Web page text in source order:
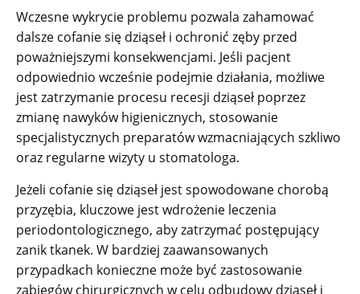
Wczesne wykrycie problemu pozwala zahamować
dalsze cofanie się dziąseł i ochronić zęby przed
poważniejszymi konsekwencjami. Jeśli pacjent
odpowiednio wcześnie podejmie działania, możliwe
jest zatrzymanie procesu recesji dziąseł poprzez
zmianę nawyków higienicznych, stosowanie
specjalistycznych preparatów wzmacniających szkliwo
oraz regularne wizyty u stomatologa.
Jeżeli cofanie się dziąseł jest spowodowane chorobą
przyzębia, kluczowe jest wdrożenie leczenia
periodontologicznego, aby zatrzymać postępujący
zanik tkanek. W bardziej zaawansowanych
przypadkach konieczne może być zastosowanie
zabiegów chirurgicznych w celu odbudowy dziąseł i